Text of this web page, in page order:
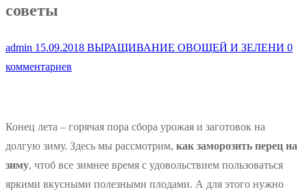
советы
admin 15.09.2018 ВЫРАЩИВАНИЕ ОВОЩЕЙ И ЗЕЛЕНИ 0
комментариев
Конец лета – горячая пора сбора урожая и заготовок на
долгую зиму. Здесь мы рассмотрим, как заморозить перец на
зиму, чтоб все зимнее время с удовольствием пользоваться
яркими вкусными полезными плодами. А для этого нужно